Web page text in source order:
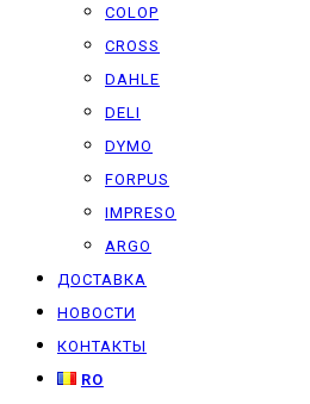
COLOP
CROSS
DAHLE
DELI
DYMO
FORPUS
IMPRESO
ARGO
ДОСТАВКА
НОВОСТИ
КОНТАКТЫ
RO